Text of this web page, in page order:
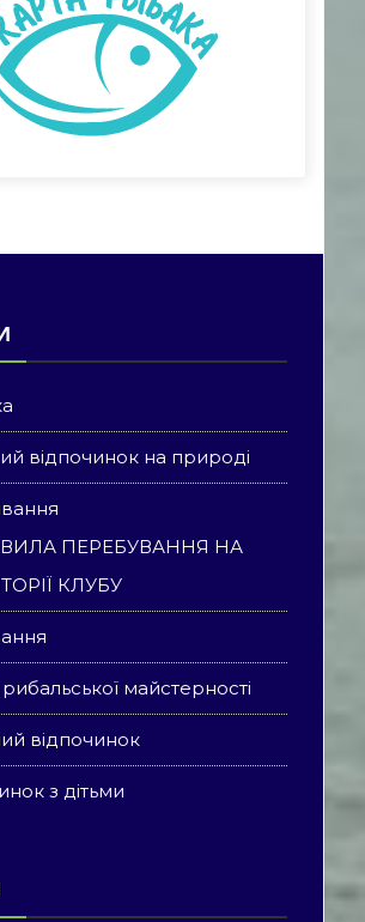
відпочинок на природі
ПЕРЕБУВАННЯ НА
КЛУБУ
майстерності
відпочинок
з дітьми